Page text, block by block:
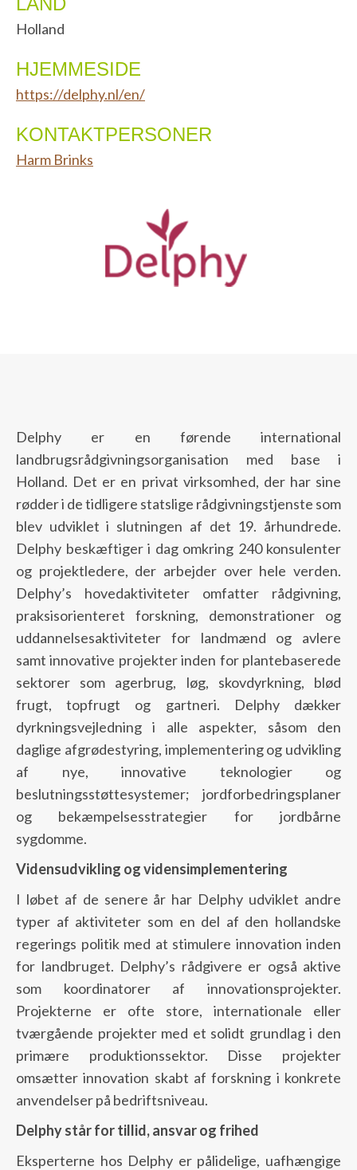
Holland
HJEMMESIDE
https://delphy.nl/en/
KONTAKTPERSONER
Harm Brinks
Delphy er en førende international
landbrugsrådgivningsorganisation med base i
Holland. Det er en privat virksomhed, der har sine
rødder i de tidligere statslige rådgivningstjenste som
blev udviklet i slutningen af det 19. århundrede.
Delphy beskæftiger i dag omkring 240 konsulenter
og projektledere, der arbejder over hele verden.
Delphy’s hovedaktiviteter omfatter rådgivning,
praksisorienteret forskning, demonstrationer og
uddannelsesaktiviteter for landmænd og avlere
samt innovative projekter inden for plantebaserede
sektorer som agerbrug, løg, skovdyrkning, blød
frugt, topfrugt og gartneri. Delphy dækker
dyrkningsvejledning i alle aspekter, såsom den
daglige afgrødestyring, implementering og udvikling
af nye, innovative teknologier og
beslutningsstøttesystemer; jordforbedringsplaner
og bekæmpelsesstrategier for jordbårne
sygdomme.
Vidensudvikling og vidensimplementering
I løbet af de senere år har Delphy udviklet andre
typer af aktiviteter som en del af den hollandske
regerings politik med at stimulere innovation inden
for landbruget. Delphy’s rådgivere er også aktive
som koordinatorer af innovationsprojekter.
Projekterne er ofte store, internationale eller
tværgående projekter med et solidt grundlag i den
primære produktionssektor. Disse projekter
omsætter innovation skabt af forskning i konkrete
anvendelser på bedriftsniveau.
Delphy står for tillid, ansvar og frihed
Eksperterne hos Delphy er pålidelige, uafhængige